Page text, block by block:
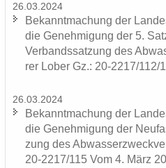
26.03.2024
Be­kannt­ma­chung der
die Ge­neh­mi­gung der 5.
Ver­bands­sat­zung des
rer Lober Gz.: 20-2217/112/
26.03.2024
Be­kannt­ma­chung der
die Ge­neh­mi­gung der
zung des
20-2217/115 Vom 4. März